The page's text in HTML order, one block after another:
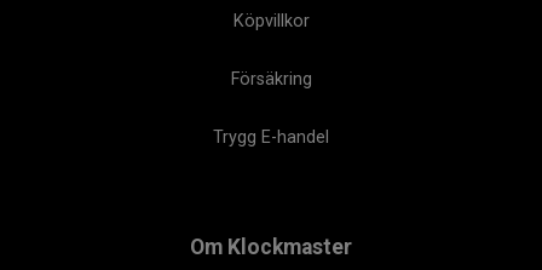
Köpvillkor
Försäkring
Trygg E-handel
Om Klockmaster